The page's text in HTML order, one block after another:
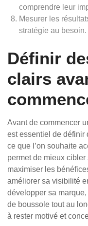
comprendre leur
Mesurer les
stratégie au besoin.
Définir
clairs
Avant de commencer
est essentiel de définir
ce que l’on souhaite
permet de mieux cibler
maximiser les
améliorer sa visibilité
développer sa
de boussole tout au
à rester motivé et